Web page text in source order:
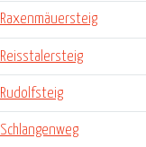
Raxenmäuersteig
Reisstalersteig
Rudolfsteig
Schlangenweg